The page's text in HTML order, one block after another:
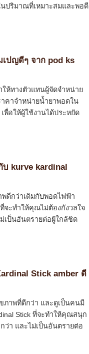
ปริมาณที่เหมาะสมและพอดี
ปญดีๆ จาก pod ks
ให้ทางตัวแทนผู้จัดจำหน่าย
าคาจำหน่ายน้ำยาพอดใน
พื่อให้ผู้ใช้งานได้ประหยัด
บ kurve kardinal
ดีกว่าเดิมกับพอดไฟฟ้า
จะทำให้คุณไม่ต้องกังวลใจ
เป็นอันตรายต่อผู้ใกล้ชิด
Stick amber ดี
ภาพที่ดีกว่า และดูเป็นคนมี
Stick ที่จะทำให้คุณสนุก
ว่า และไม่เป็นอันตรายต่อ